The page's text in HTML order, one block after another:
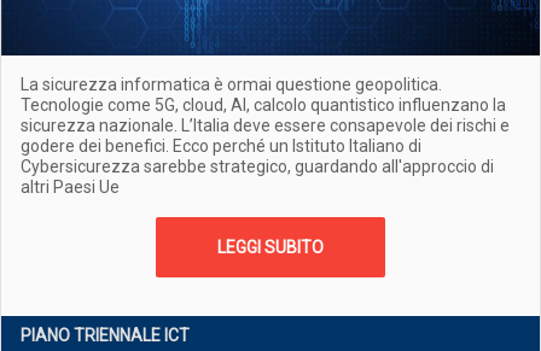
La sicurezza informatica è ormai questione geopolitica.
Tecnologie come 5G, cloud, AI, calcolo quantistico influenzano la
sicurezza nazionale. L’Italia deve essere consapevole dei rischi e
godere dei benefici. Ecco perché un Istituto Italiano di
Cybersicurezza sarebbe strategico, guardando all'approccio di
altri Paesi Ue
LEGGI SUBITO
PIANO TRIENNALE ICT